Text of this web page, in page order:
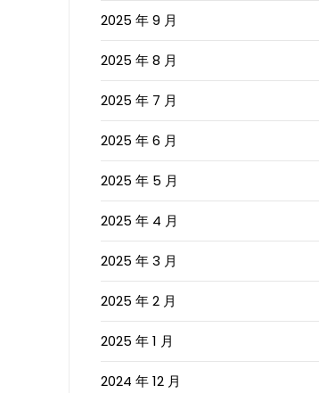
2025 年 9 月
2025 年 8 月
2025 年 7 月
2025 年 6 月
2025 年 5 月
2025 年 4 月
2025 年 3 月
2025 年 2 月
2025 年 1 月
2024 年 12 月